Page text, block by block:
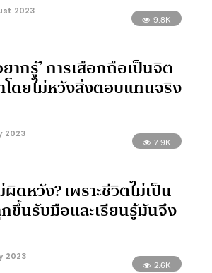
2023
9.8K
ากรู้’ การเสือกถือเป็นจิต
ำโดยไม่หวังสิ่งตอบแทนจริง
2023
7.9K
ดหวัง? เพราะชีวิตไม่เป็น
ขึ้นรับมือและเรียนรู้มันจึง
2023
2.6K